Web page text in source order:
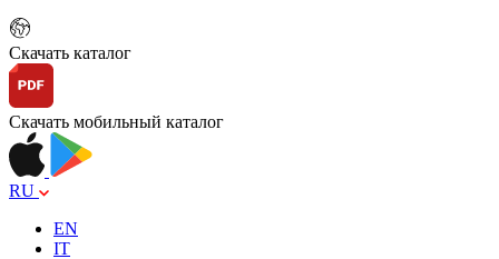
Скачать каталог
Скачать мобильный каталог
RU
EN
IT